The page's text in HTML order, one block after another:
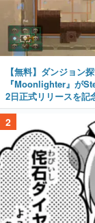
【無料】ダンジョン
『Moonlighter』が
2日正式リリースを記
2